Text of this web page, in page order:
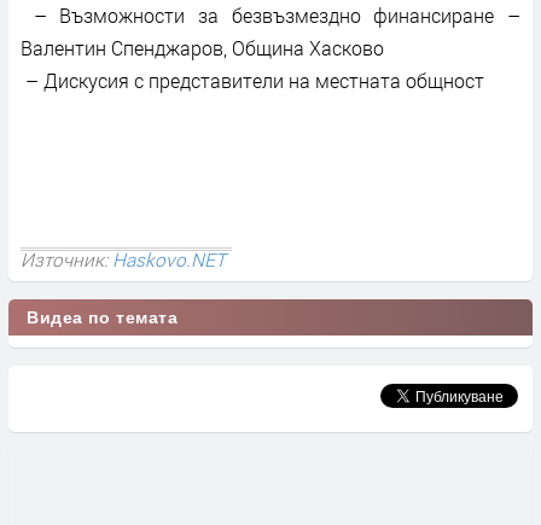
– Възможности за безвъзмездно финансиране –
Валентин Спенджаров, Община Хасково
– Дискусия с представители на местната общност
Източник:Haskovo.NET
Видеа по темата